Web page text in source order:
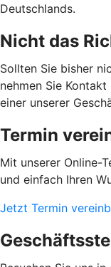
Deutschlands.
Nicht das
Sollten Sie bisher
nehmen Sie
einer unserer
Termin
Mit unserer Online-
und einfach Ihren
Jetzt Termin